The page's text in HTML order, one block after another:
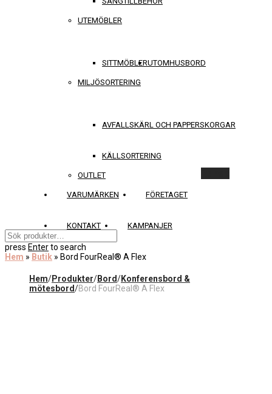
UTEMÖBLER
SITTMÖBLERUTOMHUSBORD
MILJÖSORTERING
AVFALLSKÄRL OCH PAPPERSKORGAR
KÄLLSORTERING
OUTLET
VARUMÄRKEN FÖRETAGET
KONTAKT KAMPANJER
press Enterto search
Hem » Butik » Bord FourReal® A Flex
Hem/Produkter/Bord/Konferensbord &
mötesbord/Bord FourReal® A Flex